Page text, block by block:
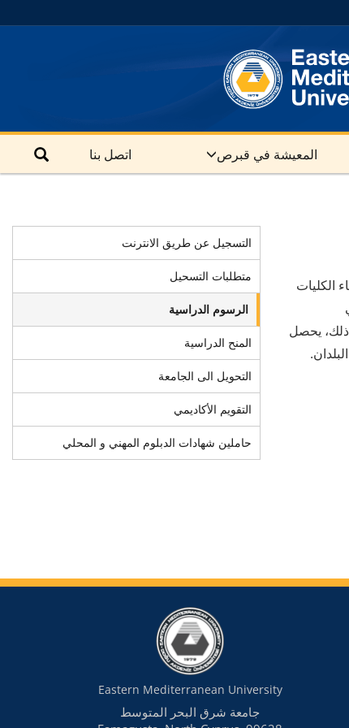
المعيشة في قبرص اتصل بنا
التسجيل عن طريق الانترنت
متطلبات التسحيل
الرسوم الدراسية
المنح الدراسية
التحويل الى الجامعة
التقويم الأكاديمي
حاملين شهادات الدبلوم المهني و المحلي
الكليات
في
ذلك، يحصل
Eastern Mediterranean University
جامعة شرق البحر المتوسط